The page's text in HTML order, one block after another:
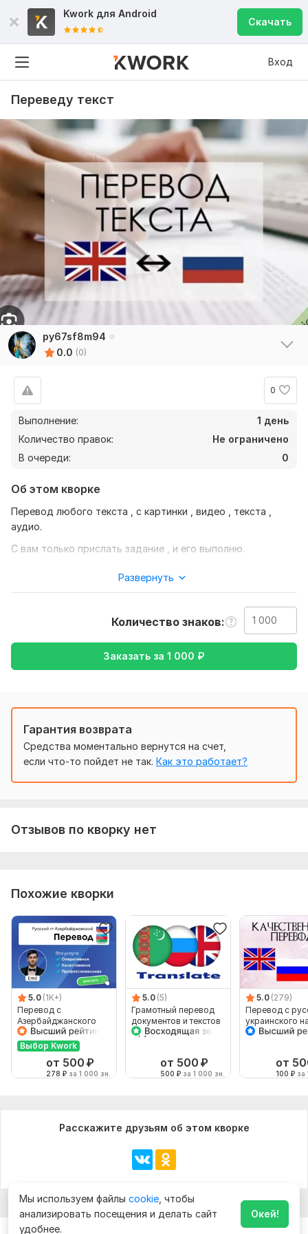
Kwork для Android
Скачать
Вход
Переведу текст
py67sf8m94
0.0 (0)
0
Выполнение:
1 день
Количество правок:
Не ограничено
В очереди:
0
Об этом кворке
Перевод любого текста , с картинки , видео , текста ,
аудио.
С вам только прислать задание , и его выполню.
прислали ваше задание и то что бы хотите с ним сделать .
Образование и наука,Семья, дети,
Строительство,Туризм и путешествия,Юридическая
Язык перевода:
Объем услуги в кворке: 1 000 знаков
Развернуть
Количество знаков
Заказать за 1 000 ₽
Гарантия возврата
Средства моментально вернутся на счет,
если что-то пойдет не так. Как это работает?
Отзывов по кворку нет
Похожие кворки
5.0 (1K+)
Перевод с
Азербайджанского
языка и на
Азербайджанский
язык от носителя
Выбор Kwork
от 500 ₽
278 ₽ за 1 000 зн.
5.0 (5)
Грамотный перевод
документов и текстов
с русского на
от 500 ₽
500 ₽ за 1 000 зн.
5.0 (279)
Перевод с
украинского
английский и
от
100 ₽ за
Расскажите друзьям об этом кворке
Мы используем файлы cookie , чтобы
анализировать посещения и делать сайт
удобнее.
Окей!